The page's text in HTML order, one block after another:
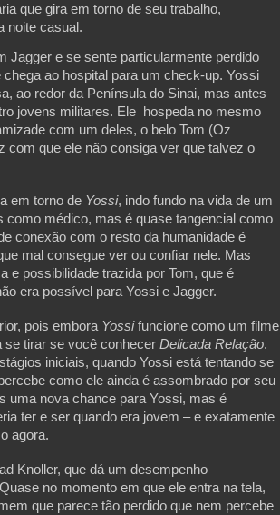
que gira em torno de seu trabalho,
noite casual.
Jagger e se sente particularmente perdido
ao hospital para um check-up. Yossi
ao redor da Península do Sinai, mas antes
jovens militares. Ele  hospeda no mesmo
com um deles, o belo Tom (Oz
com que ele não consiga ver que talvez o
em torno de Yossi, indo fundo na vida de um
como médico, mas é quase tangencial como
conexão com o resto da humanidade é
mal consegue ver ou confiar nele. Mas
e possibilidade trazida por Tom, que é
era possível para Yossi e Jagger.
pois embora Yossi funcione como um filme
se tirar se você conhecer Delicada Relação.
iniciais, quando Yossi está tentando se
como ele ainda é assombrado por seu
uma nova chance para Yossi, mas é
ter e ser quando era jovem – e exatamente
agora.
Knoller, que dá um desempenho
no momento em que ele entra na tela,
que parece tão perdido que nem percebe